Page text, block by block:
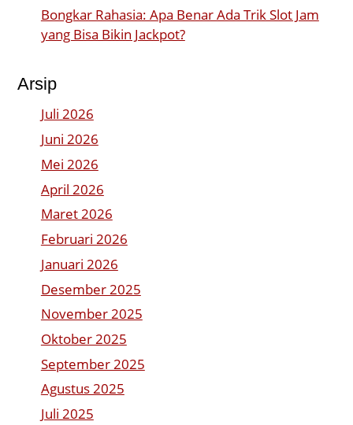
Bongkar Rahasia: Apa Benar Ada Trik Slot Jam
yang Bisa Bikin Jackpot?
Arsip
Juli 2026
Juni 2026
Mei 2026
April 2026
Maret 2026
Februari 2026
Januari 2026
Desember 2025
November 2025
Oktober 2025
September 2025
Agustus 2025
Juli 2025